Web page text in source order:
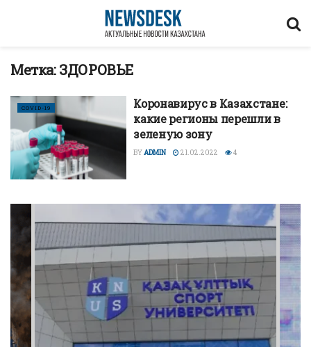
Метка:ЗДОРОВЬЕ
COVID-19
Коронавирус в Казахстане:
какие регионы перешли в
зеленую зону
BYADMIN 21.02.2022 4